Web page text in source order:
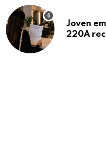
Joven
220A